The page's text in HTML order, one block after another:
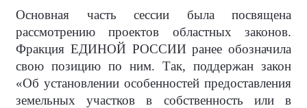
Основная часть сессии была посвящена
рассмотрению проектов областных законов.
Фракция ЕДИНОЙ РОССИИ ранее обозначила
свою позицию по ним. Так, поддержан закон
«Об установлении особенностей предоставления
земельных участков в собственность или в